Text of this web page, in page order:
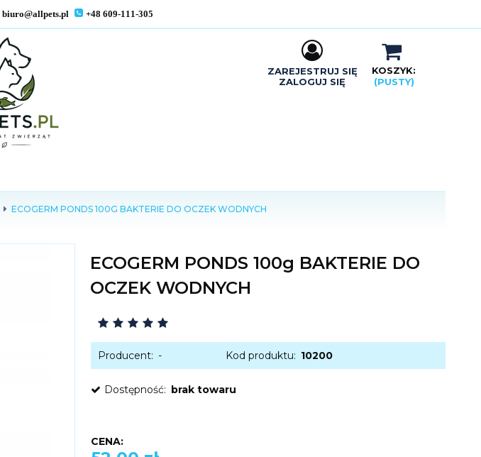
biuro@allpets.pl +48 609-111-305
KOSZYK:
(PUSTY)
ZAREJESTRUJ SIĘ
ZALOGUJ SIĘ
ECOGERM PONDS 100G BAKTERIE DO OCZEK WODNYCH
ECOGERM PONDS 100g BAKTERIE DO
OCZEK WODNYCH
Producent: - Kod produktu: 10200
Dostępność: brak towaru
CENA: